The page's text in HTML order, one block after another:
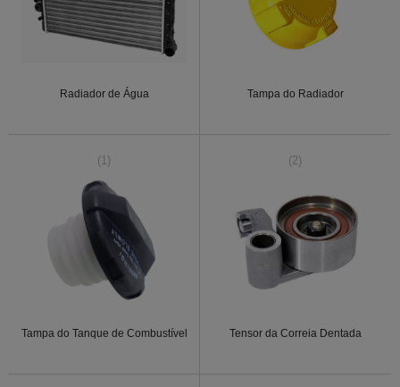
Radiador de Água Tampa do Radiador
(1)
Tampa do Tanque de Combustível
(2)
Tensor da Correia Dentada